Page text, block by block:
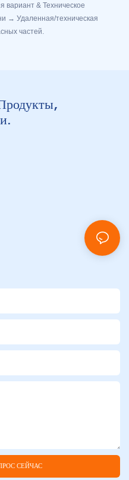
вариант & Техническое
→ Удаленная/техническая
частей.
СЕЙЧАС